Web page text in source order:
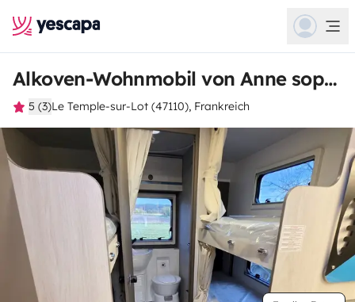
Alkoven-Wohnmobil von Anne sophie
5 (3)Le Temple-sur-Lot (47110), Frankreich